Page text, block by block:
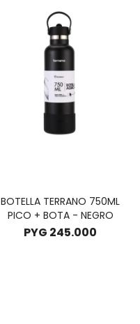
BOTELLA TERRANO 750ML
PICO + BOTA - NEGRO
PYG 245.000